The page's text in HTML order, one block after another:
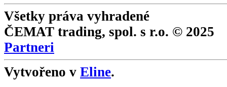
Všetky práva vyhradené
ČEMAT trading, spol. s r.o. © 2025
Partneri
Vytvořeno v Eline.